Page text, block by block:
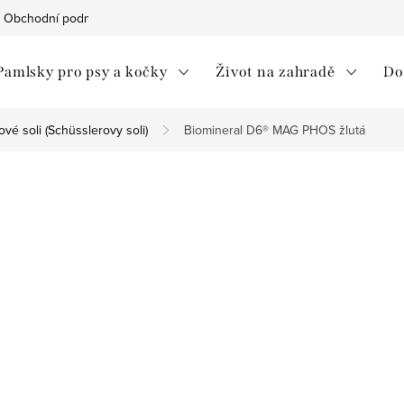
Obchodní podmínky
pro psy a kočky Život na zahradě
soli (Schüsslerovy soli) Biomineral D6® MAG PHOS žlutá